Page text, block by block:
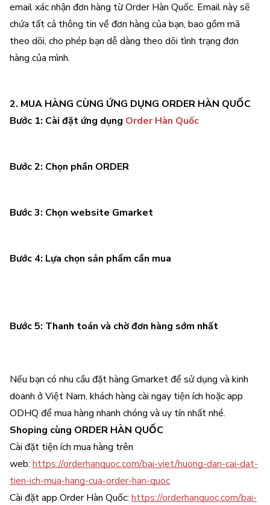
email xác nhận đơn hàng từ Order Hàn Quốc. Email này sẽ
chứa tất cả thông tin về đơn hàng của bạn, bao gồm mã
theo dõi, cho phép bạn dễ dàng theo dõi tình trạng đơn
hàng của mình.
2. MUA HÀNG CÙNG ỨNG DỤNG ORDER HÀN QUỐC
Bước 1: Cài đặt ứng dụng Order Hàn Quốc
Bước 2: Chọn phần ORDER
Bước 3: Chọn website Gmarket
Bước 4: Lựa chọn sản phẩm cần mua
Bước 5: Thanh toán và chờ đơn hàng sớm nhất
Nếu bạn có nhu cầu đặt hàng Gmarket để sử dụng và kinh
doanh ở Việt Nam, khách hàng cài ngay tiện ích hoặc app
ODHQ để mua hàng nhanh chóng và uy tín nhất nhé.
Shoping cùng ORDER HÀN QUỐC
Cài đặt tiện ích mua hàng trên
web: https://orderhanquoc.com/bai-viet/huong-dan-cai-dat-
tien-ich-mua-hang-cua-order-han-quoc
Cài đặt app Order Hàn Quốc: https://orderhanquoc.com/bai-